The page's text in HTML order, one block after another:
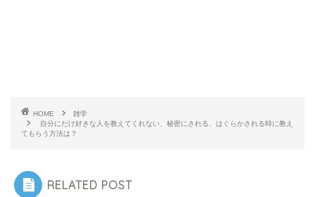
HOME
雑学
自分にだけ好きな人を教えてくれない、秘密にされる、はぐらかされる時に教え
てもらう方法は？
RELATED POST